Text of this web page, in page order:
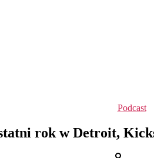
Podcast
rok w Detroit,